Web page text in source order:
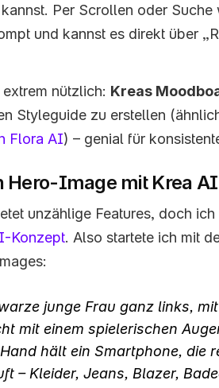
Per Scrollen oder
und kannst es direkt über
nützlich: Kreas
Styleguide zu erstellen
Flora AI) – genial für
Hero-Image mit Krea
Konzept. Also startete ich mit
junge Frau ganz links,
mit einem spielerischen
hält ein Smartphone, die
– Kleider, Jeans, Blazer,